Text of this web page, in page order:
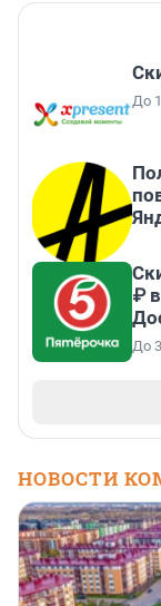
До
₽
До
НОВОСТИ